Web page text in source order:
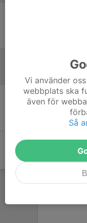
Inför match
Vi använder
webbplats ska
även för
Så